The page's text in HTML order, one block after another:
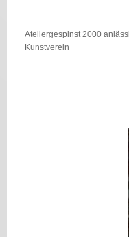
Ateliergespinst 2000
Kunstverein